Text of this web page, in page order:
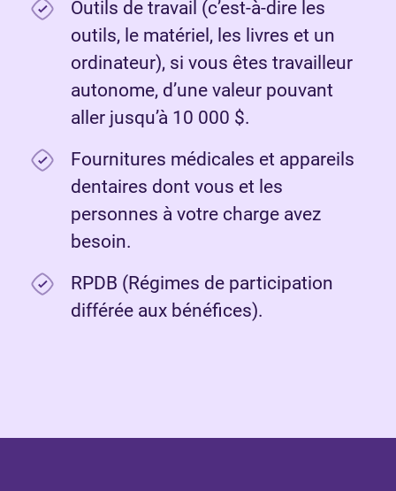
Outils de travail (c’est-à-dire les
outils, le matériel, les livres et un
ordinateur), si vous êtes travailleur
autonome, d’une valeur pouvant
aller jusqu’à 10 000 $.
Fournitures médicales et appareils
dentaires dont vous et les
personnes à votre charge avez
besoin.
RPDB (Régimes de participation
différée aux bénéfices).